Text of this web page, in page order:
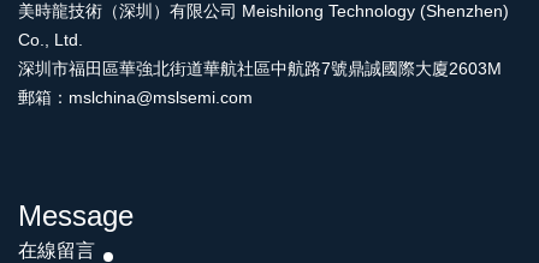
美時龍技術（深圳）有限公司 Meishilong Technology (Shenzhen)
Co., Ltd.
深圳市福田區華強北街道華航社區中航路7號鼎誠國際大廈2603M
郵箱：mslchina@mslsemi.com
Message
在線留言